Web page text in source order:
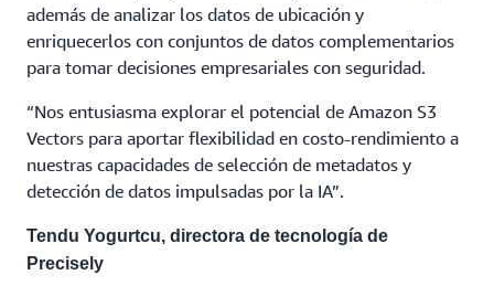
además de analizar los datos de ubicación y
enriquecerlos con conjuntos de datos complementarios
para tomar decisiones empresariales con seguridad.
“Nos entusiasma explorar el potencial de Amazon S3
Vectors para aportar flexibilidad en costo-rendimiento a
nuestras capacidades de selección de metadatos y
detección de datos impulsadas por la IA”.
Tendu Yogurtcu, directora de tecnología de
Precisely